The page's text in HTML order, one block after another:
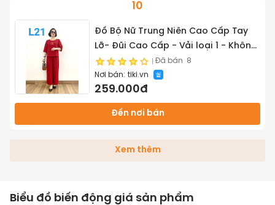
10
Đồ Bộ Nữ Trung Niên Cao Cấp Tay
Lỡ- Đũi Cao Cấp - Vải loại 1 - Không
nhăn không xù khi giặt - Tuấn Tú
Store 68
Đã bán 8
Nơi bán: tiki.vn
259.000đ
Đến nơi bán
Xem thêm
Biểu đồ biến động giá sản phẩm